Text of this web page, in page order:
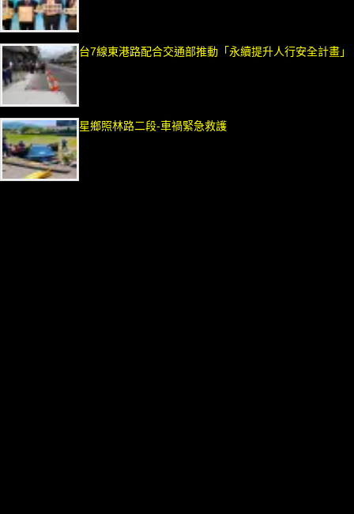
台7線東港路配合交通部推動「永續提升人行安全計畫」
星鄉照林路二段-車禍緊急救護